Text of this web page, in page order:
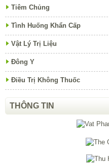
Tiêm Chủng
Tình Huống Khẩn Cấp
Vật Lý Trị Liệu
Đông Y
Điều Trị Không Thuốc
THÔNG TIN